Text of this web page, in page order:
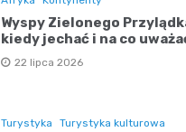
Wyspy Zielonego
kiedy jechać i na co
22 lipca 2026
Turystyka Turystyka kulturowa